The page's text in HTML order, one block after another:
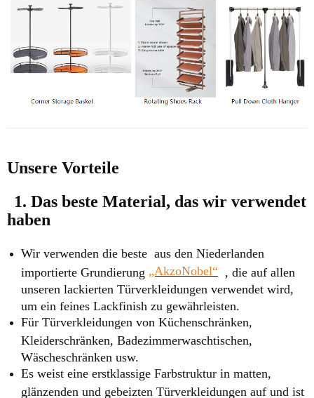
Unsere Vorteile
1. Das beste Material, das wir verwendet
haben
Wir verwenden die beste aus den Niederlanden
importierte Grundierung „AkzoNobel“ , die auf allen
unseren lackierten Türverkleidungen verwendet wird,
um ein feines Lackfinish zu gewährleisten.
Für Türverkleidungen von Küchenschränken,
Kleiderschränken, Badezimmerwaschtischen,
Wäscheschränken usw.
Es weist eine erstklassige Farbstruktur in matten,
glänzenden und gebeizten Türverkleidungen auf und ist